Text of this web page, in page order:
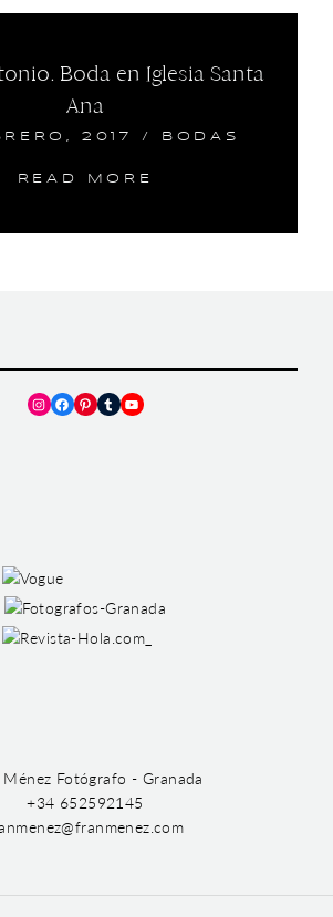
Boda en Iglesia Santa
Ana
2017 / BODAS
READ MORE
Instagram
Facebook
Pinterest
TumblrYouTube
Ménez Fotógrafo - Granada
+34 652592145